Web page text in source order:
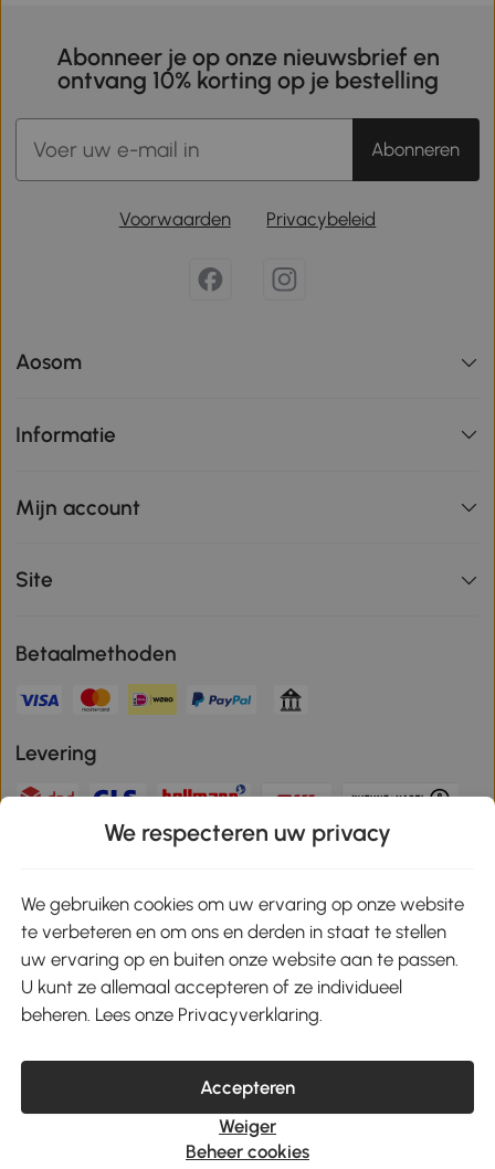
Abonneer je op onze nieuwsbrief en
ontvang 10% korting op je bestelling
Abonneren
Voorwaarden Privacybeleid
Aosom
Informatie
Mijn account
Site
Betaalmethoden
Levering
Download de app en ontvang 10% korting!
Google Play
klantenservice@aosom.nl
MH Handel GmbH, Wendenstrasse 309, 20537 Hamburg
© 2021-2026 Aosom heeft alle rechten voorbehouden.
We respecteren uw privacy
We gebruiken cookies om uw ervaring op onze website
te verbeteren en om ons en derden in staat te stellen
uw ervaring op en buiten onze website aan te passen.
U kunt ze allemaal accepteren of ze individueel
beheren. Lees onze Privacyverklaring.
Accepteren
Weiger
Beheer cookies